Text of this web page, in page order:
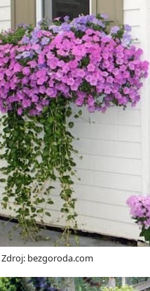
Zdroj: bezgoroda.com